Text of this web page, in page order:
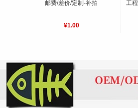
邮费/差价/定制-补拍
¥1.00
工